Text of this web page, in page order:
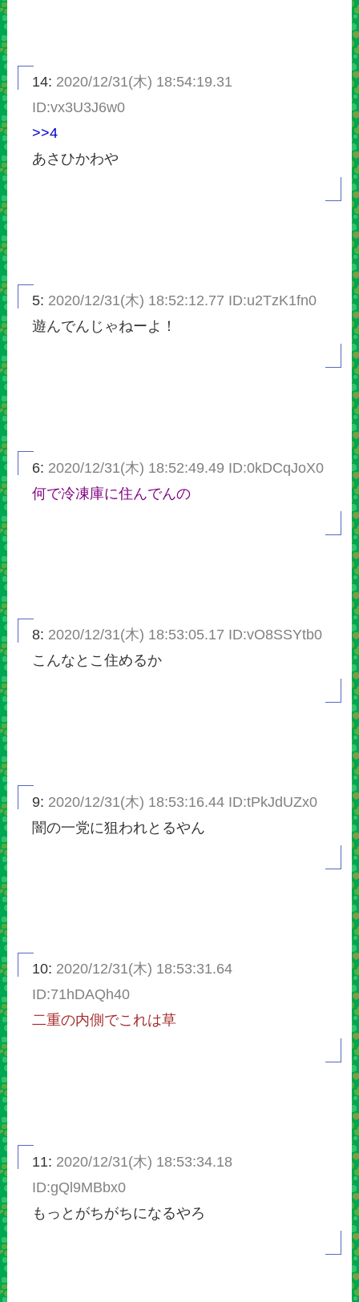
14: 2020/12/31(木) 18:54:19.31
ID:vx3U3J6w0
>>4
あさひかわや
5: 2020/12/31(木) 18:52:12.77 ID:u2TzK1fn0
遊んでんじゃねーよ！
6: 2020/12/31(木) 18:52:49.49 ID:0kDCqJoX0
何で冷凍庫に住んでんの
8: 2020/12/31(木) 18:53:05.17 ID:vO8SSYtb0
こんなとこ住めるか
9: 2020/12/31(木) 18:53:16.44 ID:tPkJdUZx0
闇の一党に狙われとるやん
10: 2020/12/31(木) 18:53:31.64
ID:71hDAQh40
二重の内側でこれは草
11: 2020/12/31(木) 18:53:34.18
ID:gQl9MBbx0
もっとがちがちになるやろ